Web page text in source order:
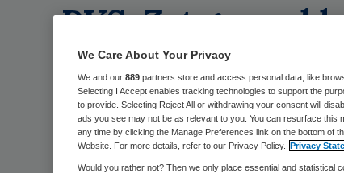
RVS: Zet gezond
planetaire
beleid
Zonder planetaire gezondheid blijft de zorg
uit het nieuwe RVS-advies Te heet onder onze
We Care About Your Privacy
We and our 889 partners store and access personal data, like
Selecting I Accept enables tracking technologies to support the
to provide. Selecting Reject All or withdrawing your consent will
ads you see may not be as relevant to you. You can resurface
any time by clicking the Manage Preferences link on the bottom of
Website. For more details, refer to our Privacy Policy. Privacy
Would you rather not? Then we only place essential and statistical